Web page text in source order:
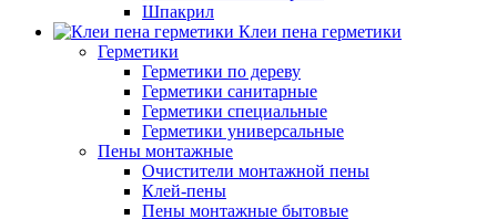
Шпакрил
Клеи пена герметики
Герметики
Герметики по дереву
Герметики санитарные
Герметики специальные
Герметики универсальные
Пены монтажные
Очистители монтажной пены
Клей-пены
Пены монтажные бытовые